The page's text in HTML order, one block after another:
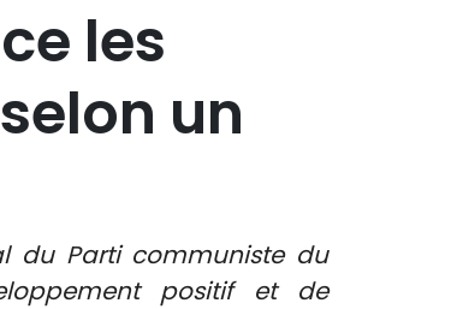
les
un
du Parti communiste du
positif et de